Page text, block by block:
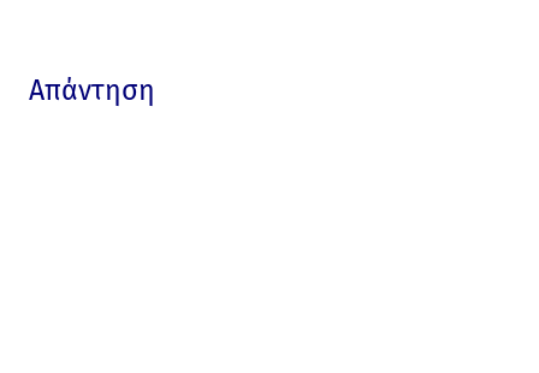
Απάντηση